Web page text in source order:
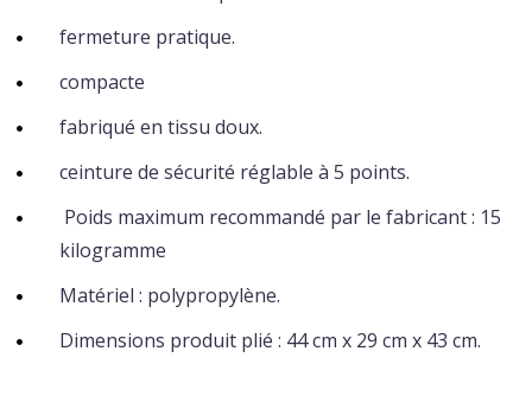
fermeture pratique.
compacte
fabriqué en tissu doux.
ceinture de sécurité réglable à 5 points.
Poids maximum recommandé par le fabricant : 15
kilogramme
Matériel : polypropylène.
Dimensions produit plié : 44 cm x 29 cm x 43 cm.